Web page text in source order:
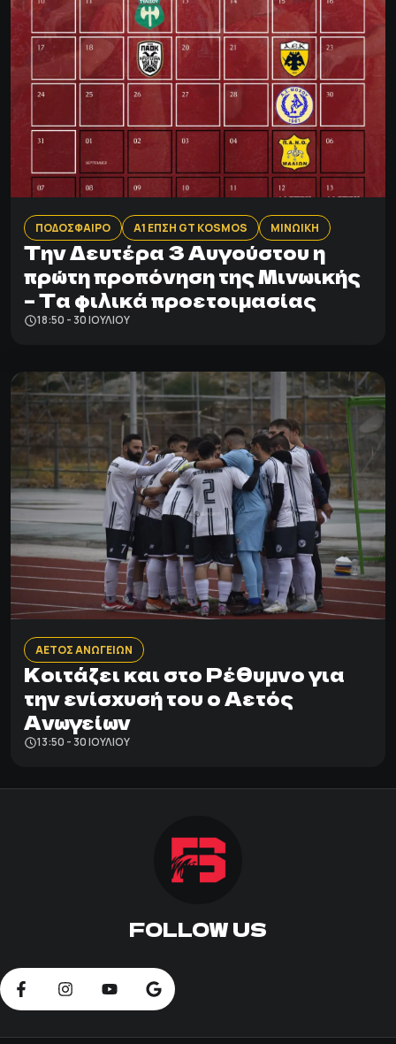
ΠΟΔΟΣΦΑΙΡΟ Α1 ΕΠΣΗ GT KOSMOS ΜΙΝΩΙΚΗ
Tην Δευτέρα 3 Αυγούστου η
πρώτη προπόνηση της Μινωικής
– Τα φιλικά προετοιμασίας
18:50 - 30 ΙΟΥΛΊΟΥ
ΑΕΤΟΣ ΑΝΩΓΕΙΩΝ
Κοιτάζει και στο Ρέθυμνο για
την ενίσχυσή του ο Αετός
Ανωγείων
13:50 - 30 ΙΟΥΛΊΟΥ
FOLLOW US